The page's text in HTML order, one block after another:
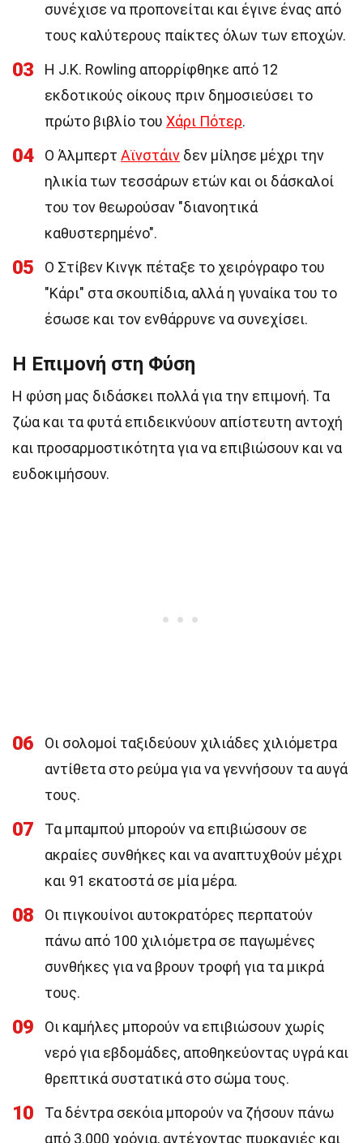
συνέχισε να προπονείται και έγινε ένας από
τους καλύτερους παίκτες όλων των εποχών.
03
Η J.K. Rowling απορρίφθηκε από 12
εκδοτικούς οίκους πριν δημοσιεύσει το
πρώτο βιβλίο του Χάρι Πότερ.
04 Ο Άλμπερτ Αϊνστάιν δεν μίλησε μέχρι την
ηλικία των τεσσάρων ετών και οι δάσκαλοί
του τον θεωρούσαν "διανοητικά
καθυστερημένο".
05
Ο Στίβεν Κινγκ πέταξε το χειρόγραφο του
"Κάρι" στα σκουπίδια, αλλά η γυναίκα του το
έσωσε και τον ενθάρρυνε να συνεχίσει.
Η Επιμονή στη Φύση
Η φύση μας διδάσκει πολλά για την επιμονή. Τα
ζώα και τα φυτά επιδεικνύουν απίστευτη αντοχή
και προσαρμοστικότητα για να επιβιώσουν και να
ευδοκιμήσουν.
06
Οι σολομοί ταξιδεύουν χιλιάδες χιλιόμετρα
αντίθετα στο ρεύμα για να γεννήσουν τα αυγά
τους.
07
Τα μπαμπού μπορούν να επιβιώσουν σε
ακραίες συνθήκες και να αναπτυχθούν μέχρι
και 91 εκατοστά σε μία μέρα.
08
Οι πιγκουίνοι αυτοκρατόρες περπατούν
πάνω από 100 χιλιόμετρα σε παγωμένες
συνθήκες για να βρουν τροφή για τα μικρά
τους.
09
Οι καμήλες μπορούν να επιβιώσουν χωρίς
νερό για εβδομάδες, αποθηκεύοντας υγρά και
θρεπτικά συστατικά στο σώμα τους.
10
Τα δέντρα σεκόια μπορούν να ζήσουν πάνω
από 3.000 χρόνια, αντέχοντας πυρκαγιές και